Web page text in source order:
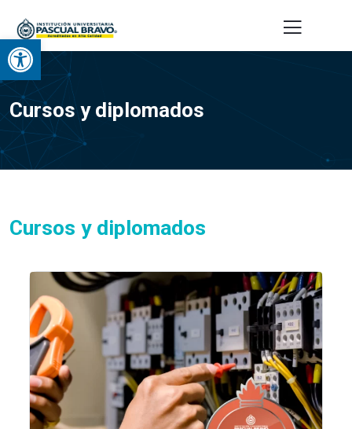
Abrir barra de herramientas
Cursos y diplomados
Cursos y diplomados